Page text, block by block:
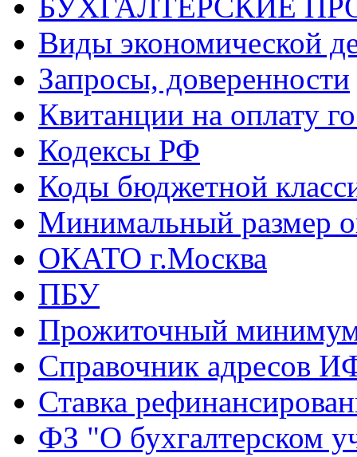
Виды экономической
Запросы, доверенности
Квитанции на оплату
Кодексы РФ
Коды бюджетной
Минимальный размер
ОКАТО г.Москва
ПБУ
Прожиточный
Справочник адресов
Ставка
ФЗ "О бухгалтерском